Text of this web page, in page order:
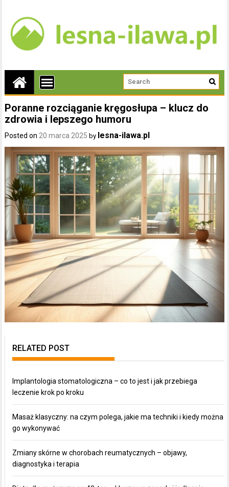
Poranne rozciąganie kręgosłupa – klucz do
zdrowia i lepszego humoru
Posted on 20 marca 2025 by lesna-ilawa.pl
RELATED POST
Implantologia stomatologiczna – co to jest i jak przebiega
leczenie krok po kroku
Masaż klasyczny: na czym polega, jakie ma techniki i kiedy można
go wykonywać
Zmiany skórne w chorobach reumatycznych – objawy,
diagnostyka i terapia